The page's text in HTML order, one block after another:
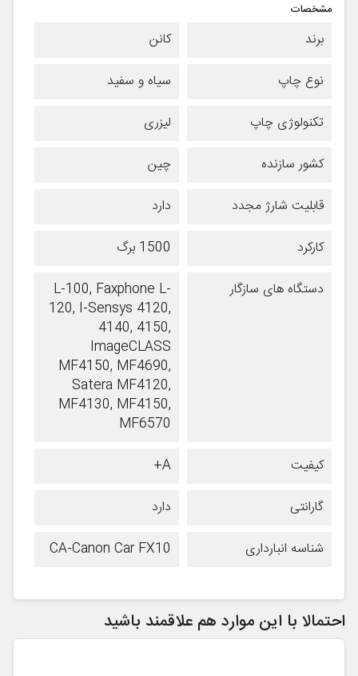
مشخصات
برند
کانن
نوع چاپ
سیاه و سفید
تکنولوژی چاپ
لیزری
کشور سازنده
چین
قابلیت شارژ مجدد
دارد
کارکرد
1500 برگ
دستگاه های سازگار
L-100, Faxphone L-
120, I-Sensys 4120,
4140, 4150,
ImageCLASS
MF4150, MF4690,
Satera MF4120,
MF4130, MF4150,
MF6570
کیفیت
A+
گارانتی
دارد
شناسه انبارداری
CA-Canon Car FX10
احتمالا با این موارد هم علاقمند باشید